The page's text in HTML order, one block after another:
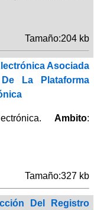
Tamaño:204 kb
Asociada
La Plataforma
Ambito:
Tamaño:327 kb
Del Registro